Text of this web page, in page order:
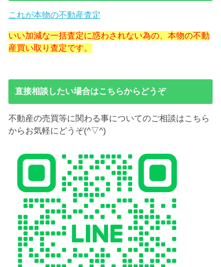
これが本物の不動産査定
いい加減な一括査定に惑わされない為の、本物の不動
産買い取り査定です。
直接相談したい場合はこちらからどうぞ
不動産の売買等に関わる事についてのご相談はこちら
からお気軽にどうぞ(^▽^)